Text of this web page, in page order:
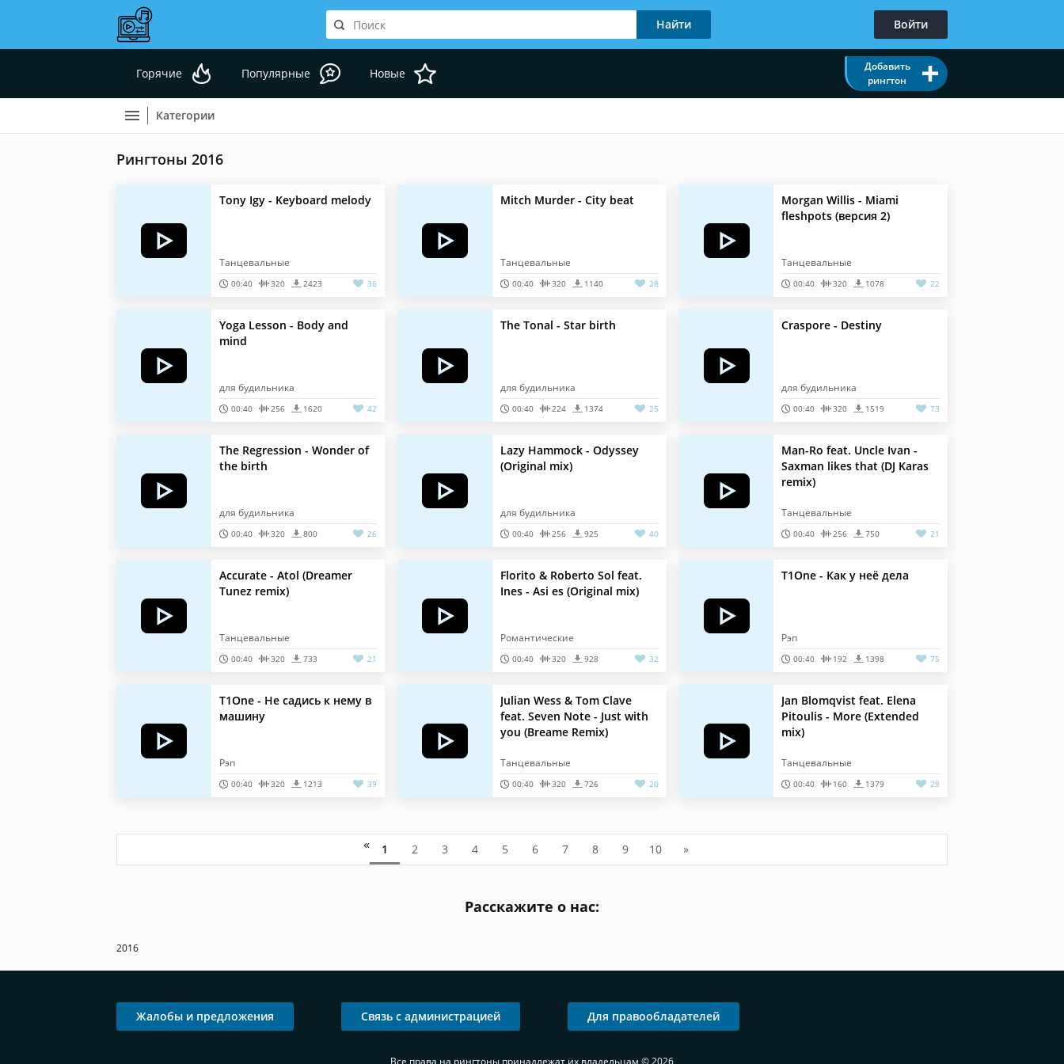
Войти
Горячие Популярные Новые
Добавить
рингтон
Категории
Рингтоны 2016
Tony Igy - Keyboard melody
Танцевальные
00:40 320 2423 36
Mitch Murder - City beat
Танцевальные
00:40 320 1140 28
Morgan Willis - Miami
fleshpots (версия 2)
Танцевальные
00:40 320 1078 22
Yoga Lesson - Body and
mind
для будильника
00:40 256 1620 42
The Tonal - Star birth
для будильника
00:40 224 1374 25
Craspore - Destiny
для будильника
00:40 320 1519 73
The Regression - Wonder of
the birth
для будильника
00:40 320 800 26
Lazy Hammock - Odyssey
(Original mix)
для будильника
00:40 256 925 40
Man-Ro feat. Uncle Ivan -
Saxman likes that (DJ Karas
remix)
Танцевальные
00:40 256 750 21
Accurate - Atol (Dreamer
Tunez remix)
Танцевальные
00:40 320 733 21
Florito & Roberto Sol feat.
Ines - Asi es (Original mix)
Романтические
00:40 320 928 32
T1One - Как у неё дела
Рэп
00:40 192 1398 75
T1One - Не садись к нему в
машину
Рэп
00:40 320 1213 39
Julian Wess & Tom Clave
feat. Seven Note - Just with
you (Breame Remix)
Танцевальные
00:40 320 726 20
Jan Blomqvist feat. Elena
Pitoulis - More (Extended
mix)
Танцевальные
00:40 160 1379 28
« 1 2 3 4 5 6 7 8 9 10 »
Расскажите о нас:
2016
Жалобы и предложения Связь с администрацией Для правообладателей
Все права на рингтоны принадлежат их владельцам © 2026